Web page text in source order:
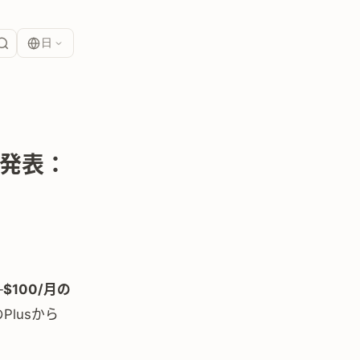
日
表：
$100/月の
から